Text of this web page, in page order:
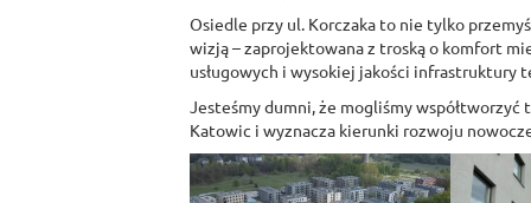
Osiedle przy ul. Korczaka to nie tylko
wizją – zaprojektowana z troską o komfort
usługowych i wysokiej jakości infrastruktury
Jesteśmy dumni, że mogliśmy
Katowic i wyznacza kierunki rozwoju